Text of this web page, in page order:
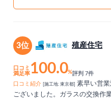
3位 殖産住宅
口コミ
満足率100.0%評判 7件
口コミ紹介 [施工地: 東京都] 素早い営
ございました。ガラスの交換作